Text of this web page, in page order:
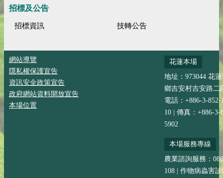
招標及公告
招標資訊 技轉公告
網站導覽
隱私權保護宣告
資訊安全政策宣告
政府網站資料開放宣告
本場位置
花蓮本場
地址：973044 花
鄉吉安村吉安路二
電話：+886-3-852-
10 | 傳真：+886-3-
5902
本場服務專線
農業諮詢服務：
108 | 作物病蟲害